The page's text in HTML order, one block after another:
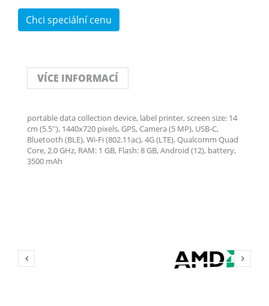
Chci speciální cenu
VÍCE INFORMACÍ
portable data collection device, label printer, screen size: 14
cm (5.5''), 1440x720 pixels, GPS, Camera (5 MP), USB-C,
Bluetooth (BLE), Wi-Fi (802.11ac), 4G (LTE), Qualcomm Quad
Core, 2.0 GHz, RAM: 1 GB, Flash: 8 GB, Android (12), battery,
3500 mAh